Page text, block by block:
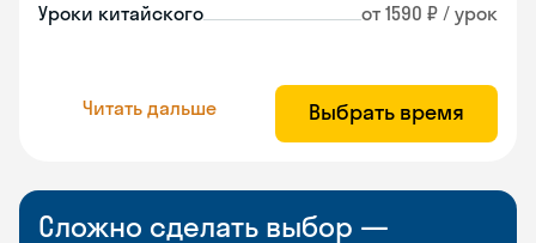
Уроки китайского от 1590 ₽ / урок
Читать дальше Выбрать время
Сложно сделать выбор —